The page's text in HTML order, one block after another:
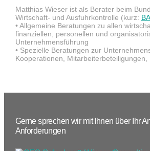
Matthias Wieser ist als Berater beim
Wirtschaft- und Ausfuhrkontrolle (kurz:
• Allgemeine Beratungen zu allen
finanziellen, personellen und
Unternehmensführung
• Spezielle Beratungen zur
Kooperationen, Mitarbeiterbeteiligungen,
Gerne sprechen wir mit Ihnen über Ihr
Anforderungen